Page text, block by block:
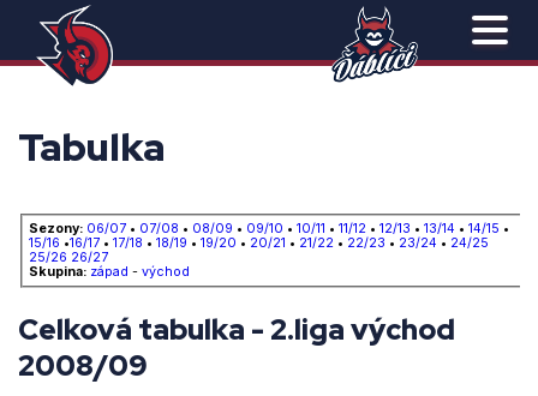
Tabulka
Sezony: 06/07 • 07/08 • 08/09 • 09/10 • 10/11 • 11/12 • 12/13 • 13/14 • 14/15 •
15/16 •16/17 • 17/18 • 18/19 • 19/20 • 20/21 • 21/22 • 22/23 • 23/24 • 24/25
25/26 26/27
Skupina: západ - východ
Celková tabulka - 2.liga východ
2008/09